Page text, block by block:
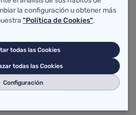
que se distribuyen 42
consultorios y 31
de Atención Primaria
GAP cuenta con 5 bases
Coordinador de
al Servicio de
la configuración u obtener más
"Política de Cookies".
todas las Cookies
todas las Cookies
Configuración